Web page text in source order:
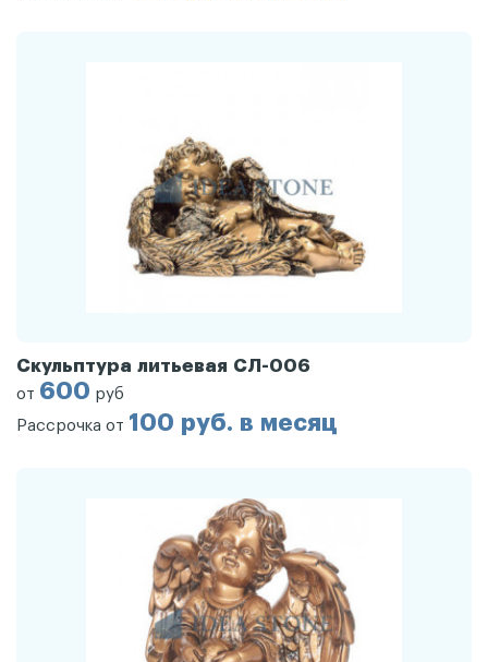
Скульптура литьевая СЛ-006
от 600 руб
Рассрочка от 100 руб. в месяц